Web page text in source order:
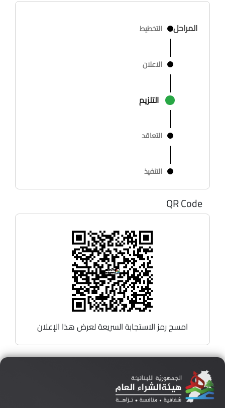
المراحل التخطيط
الاعلان
التلزيم
التعاقد
التنفيذ
QR Code
امسح رمز الاستجابة السريعة لعرض هذا الإعلان